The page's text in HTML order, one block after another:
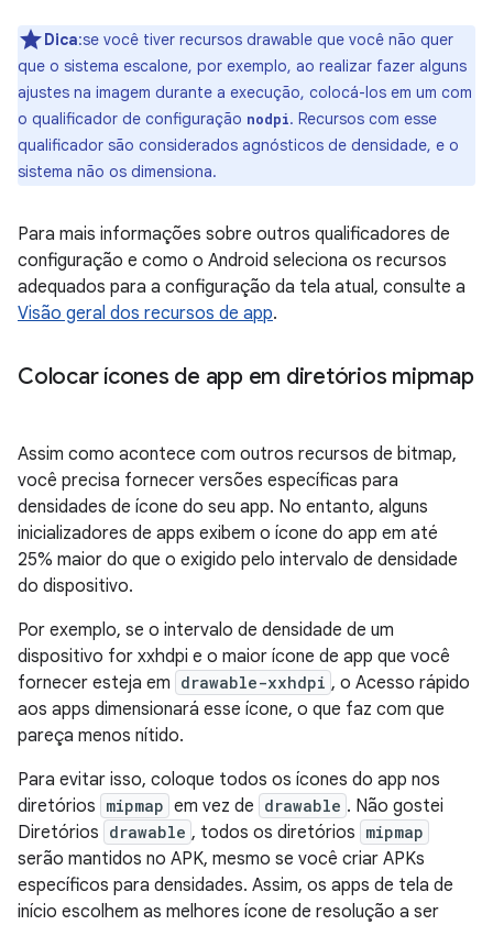
Dica:se você tiver recursos drawable que você não quer
que o sistema escalone, por exemplo, ao realizar fazer alguns
ajustes na imagem durante a execução, colocá-los em um com
o qualificador de configuração nodpi. Recursos com esse
qualificador são considerados agnósticos de densidade, e o
sistema não os dimensiona.
Para mais informações sobre outros qualificadores de
configuração e como o Android seleciona os recursos
adequados para a configuração da tela atual, consulte a
Visão geral dos recursos de app.
Colocar ícones de app em diretórios mipmap
Assim como acontece com outros recursos de bitmap,
você precisa fornecer versões específicas para
densidades de ícone do seu app. No entanto, alguns
inicializadores de apps exibem o ícone do app em até
25% maior do que o exigido pelo intervalo de densidade
do dispositivo.
Por exemplo, se o intervalo de densidade de um
dispositivo for xxhdpi e o maior ícone de app que você
fornecer esteja em drawable-xxhdpi , o Acesso rápido
aos apps dimensionará esse ícone, o que faz com que
pareça menos nítido.
Para evitar isso, coloque todos os ícones do app nos
diretórios mipmap em vez de drawable . Não gostei
Diretórios drawable , todos os diretórios mipmap
serão mantidos no APK, mesmo se você criar APKs
específicos para densidades. Assim, os apps de tela de
início escolhem as melhores ícone de resolução a ser